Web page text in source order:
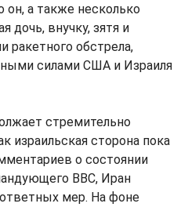
он, а также несколько
дочь, внучку, зятя и
ракетного обстрела,
силами США и Израиля
стремительно
израильская сторона пока
о состоянии
ВВС, Иран
мер. На фоне